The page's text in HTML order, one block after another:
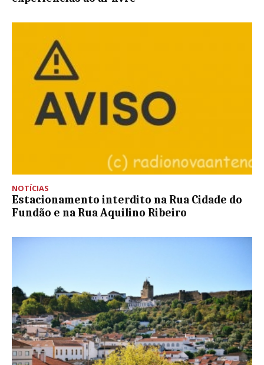
NOTÍCIAS
Estacionamento interdito na Rua Cidade do
Fundão e na Rua Aquilino Ribeiro